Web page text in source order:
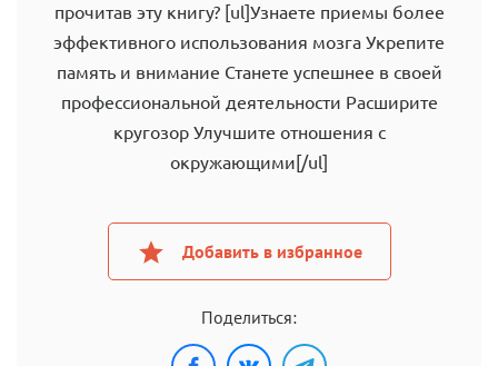
прочитав эту книгу? [ul]Узнаете приемы более
эффективного использования мозга Укрепите
память и внимание Станете успешнее в своей
профессиональной деятельности Расширите
кругозор Улучшите отношения с
окружающими[/ul]
Добавить в избранное
Поделиться: